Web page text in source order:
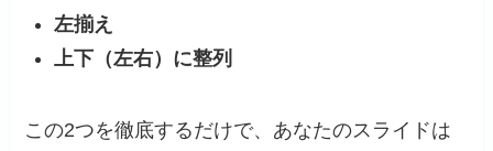
左揃え
上下（左右）に整列
この2つを徹底するだけで、あなたのスライドは